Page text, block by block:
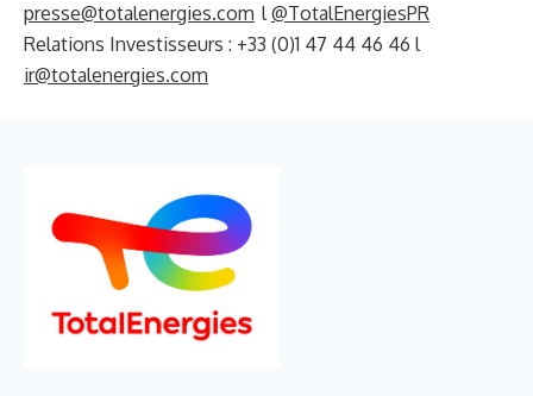
presse@totalenergies.com l@TotalEnergiesPR
Relations Investisseurs : +33 (0)1 47 44 46 46 l
ir@totalenergies.com